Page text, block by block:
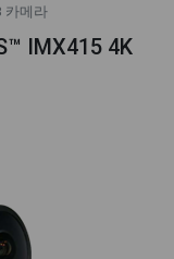
카메라
IMX415 4K